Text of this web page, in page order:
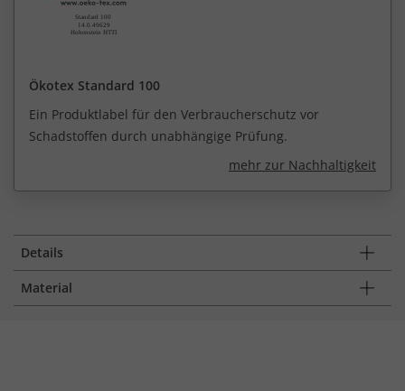
Ökotex Standard 100
Ein Produktlabel für den Verbraucherschutz vor
Schadstoffen durch unabhängige Prüfung.
mehr zur Nachhaltigkeit
Details
Material